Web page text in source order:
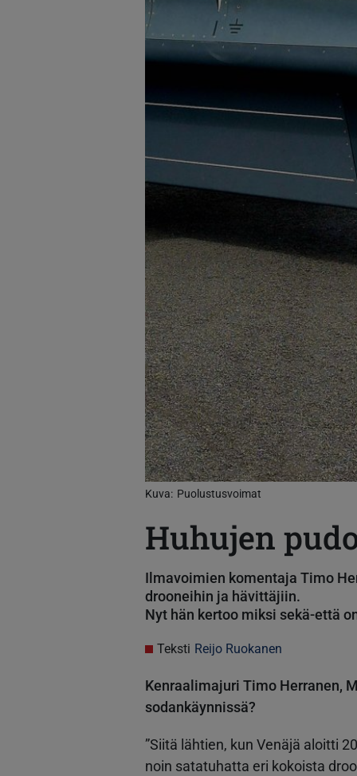
Kuva Puolustusvoimat
Huhujen
Ilmavoimien komentaja Timo
drooneihin ja hävittäjiin.
Nyt hän kertoo miksi sekä-että
Teksti Reijo Ruokanen
Kenraalimajuri Timo Herranen,
sodankäynnissä?
”Siitä lähtien, kun Venäjä aloitti
noin satatuhatta eri kokoista